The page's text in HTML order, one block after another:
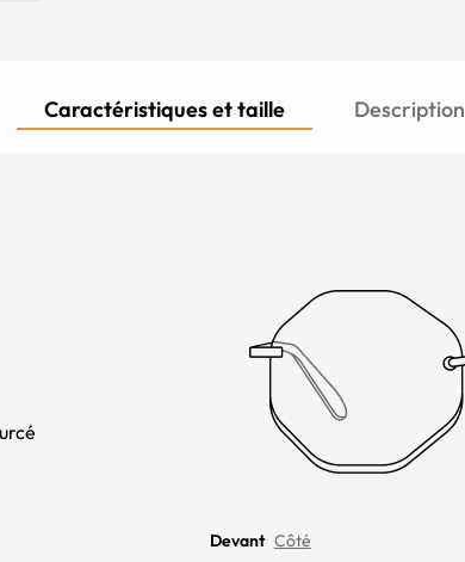
Caractéristiques et taille Description
Devant Côté